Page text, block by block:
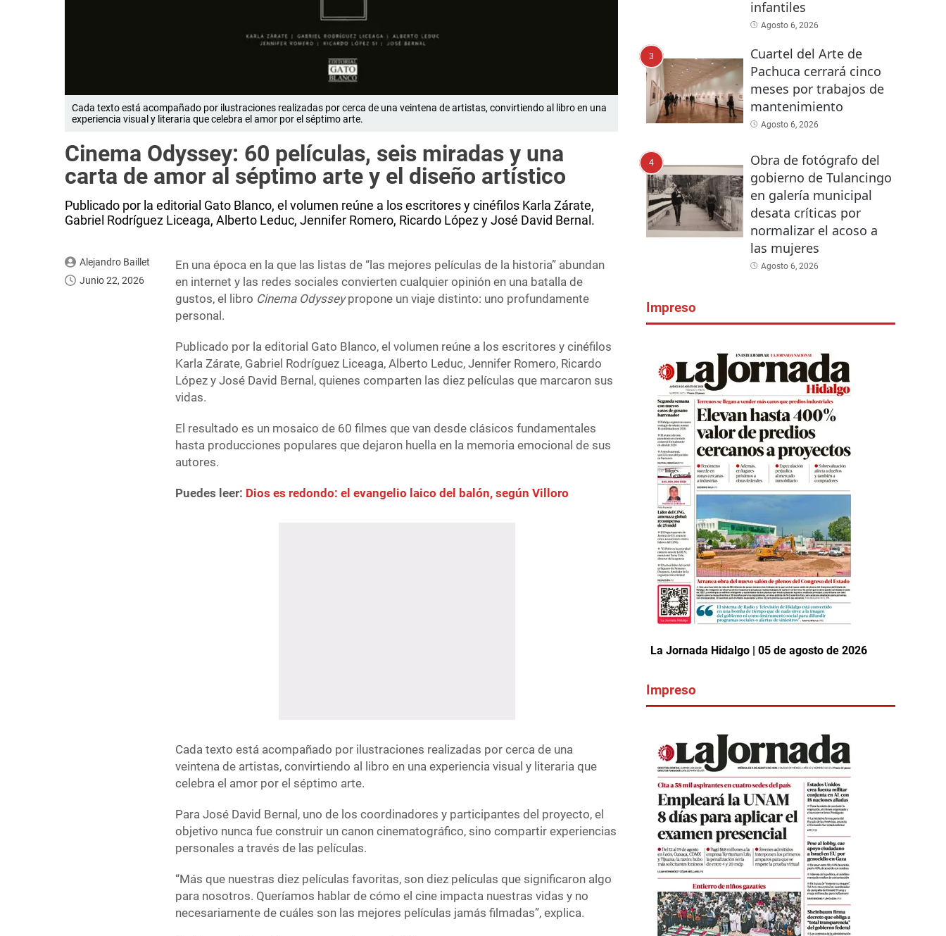
Cada texto está acompañado por ilustraciones realizadas por cerca de una veintena de artistas, convirtiendo al libro en una
experiencia visual y literaria que celebra el amor por el séptimo arte.
Cinema Odyssey: 60 películas, seis miradas y una
carta de amor al séptimo arte y el diseño artístico
Publicado por la editorial Gato Blanco, el volumen reúne a los escritores y cinéfilos Karla Zárate,
Gabriel Rodríguez Liceaga, Alberto Leduc, Jennifer Romero, Ricardo López y José David Bernal.
Alejandro Baillet
Junio 22, 2026
En una época en la que las listas de “las mejores películas de la historia” abundan
en internet y las redes sociales convierten cualquier opinión en una batalla de
gustos, el libro Cinema Odysseypropone un viaje distinto: uno profundamente
personal.
Publicado por la editorial Gato Blanco, el volumen reúne a los escritores y cinéfilos
Karla Zárate, Gabriel Rodríguez Liceaga, Alberto Leduc, Jennifer Romero, Ricardo
López y José David Bernal, quienes comparten las diez películas que marcaron sus
vidas.
El resultado es un mosaico de 60 filmes que van desde clásicos fundamentales
hasta producciones populares que dejaron huella en la memoria emocional de sus
autores.
Puedes leer: Dios es redondo: el evangelio laico del balón, según Villoro
Cada texto está acompañado por ilustraciones realizadas por cerca de una
veintena de artistas, convirtiendo al libro en una experiencia visual y literaria que
celebra el amor por el séptimo arte.
Para José David Bernal, uno de los coordinadores y participantes del proyecto, el
objetivo nunca fue construir un canon cinematográfico, sino compartir experiencias
personales a través de las películas.
“Más que nuestras diez películas favoritas, son diez películas que significaron algo
para nosotros. Queríamos hablar de cómo el cine impacta nuestras vidas y no
necesariamente de cuáles son las mejores películas jamás filmadas”, explica.
infantiles
Agosto 6, 2026
3
Cuartel del Arte de
Pachuca cerrará cinco
meses por trabajos de
mantenimiento
Agosto 6, 2026
4
Obra de fotógrafo del
gobierno de Tulancingo
en galería municipal
desata críticas por
normalizar el acoso a
las mujeres
Agosto 6, 2026
Impreso
La Jornada Hidalgo | 05 de agosto de 2026
Impreso